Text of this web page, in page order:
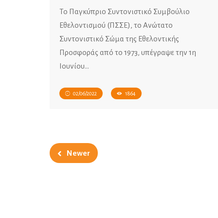
Το Παγκύπριο Συντονιστικό Συμβούλιο
Εθελοντισμού (ΠΣΣΕ), το Ανώτατο
Συντονιστικό Σώμα της Εθελοντικής
Προσφοράς από το 1973, υπέγραψε την 1η
Ιουνίου…
02/06/2022 1864
Newer